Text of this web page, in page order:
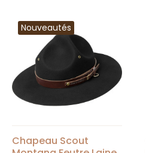
Nouveautés
Chapeau Scout